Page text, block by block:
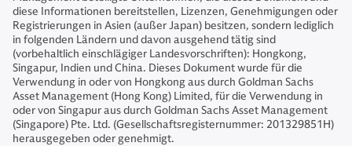
diese Informationen bereitstellen, Lizenzen, Genehmigungen oder
Registrierungen in Asien (außer Japan) besitzen, sondern lediglich
in folgenden Ländern und davon ausgehend tätig sind
(vorbehaltlich einschlägiger Landesvorschriften): Hongkong,
Singapur, Indien und China. Dieses Dokument wurde für die
Verwendung in oder von Hongkong aus durch Goldman Sachs
Asset Management (Hong Kong) Limited, für die Verwendung in
oder von Singapur aus durch Goldman Sachs Asset Management
(Singapore) Pte. Ltd. (Gesellschaftsregisternummer: 201329851H)
herausgegeben oder genehmigt.